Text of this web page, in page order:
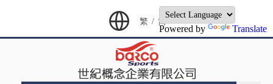
Powered by Translate
繁 / 简